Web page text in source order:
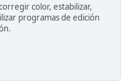
color, estabilizar,
programas de edición